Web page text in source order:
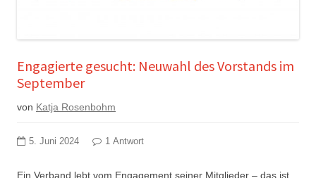
Engagierte gesucht: Neuwahl des Vorstands im
September
von Katja Rosenbohm
5. Juni 2024 1 Antwort
Ein Verband lebt vom Engagement seiner Mitglieder – das ist